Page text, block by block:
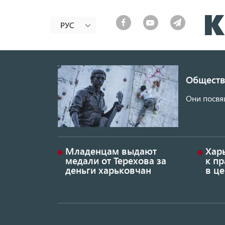
РУС
Они
Младенцам выдают
медали от Терехова за
деньги харьковчан
к
в